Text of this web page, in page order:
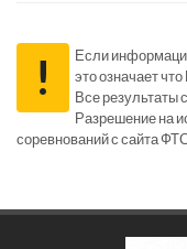
!
Если
это означает
Все результаты
Разрешение на
соревнований с сайта